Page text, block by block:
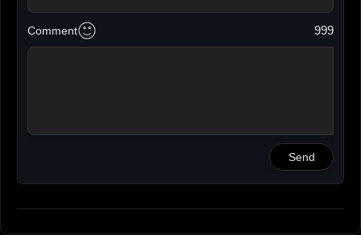
The boss
09-01-2024 15:41
David
Molt xulooo
Comment 999
Send